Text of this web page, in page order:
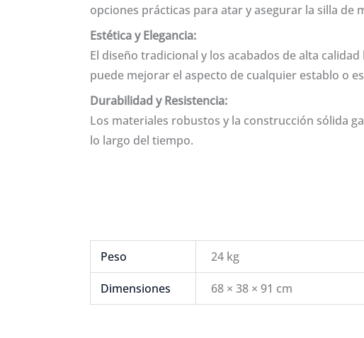
opciones prácticas para atar y asegurar la silla de
Estética y Elegancia:
El diseño tradicional y los acabados de alta
puede mejorar el aspecto de cualquier establo o
Durabilidad y Resistencia:
Los materiales robustos y la construcción sólida
lo largo del tiempo.
Peso 24 kg
Dimensiones 68 × 38 × 91 cm